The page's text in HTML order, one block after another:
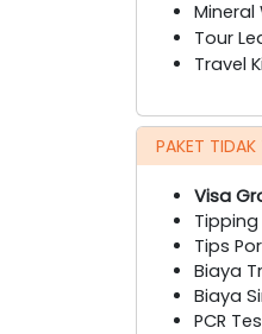
Mineral
Tour
Travel
PAKET TIDAK
Visa
Tipping
Tips
Biaya
Biaya
PCR